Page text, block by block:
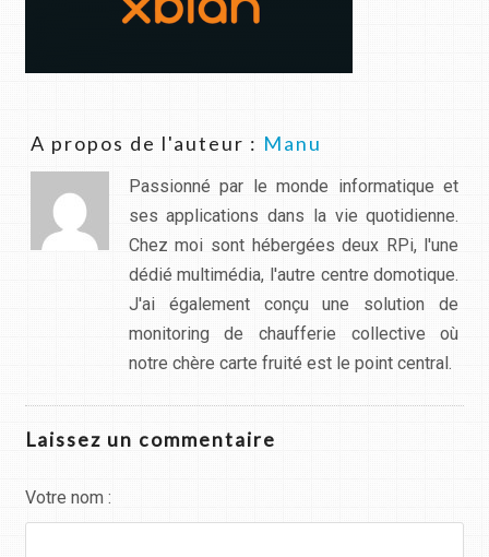
A propos de l'auteur : Manu
Passionné par le monde informatique et
ses applications dans la vie quotidienne.
Chez moi sont hébergées deux RPi, l'une
dédié multimédia, l'autre centre domotique.
J'ai également conçu une solution de
monitoring de chaufferie collective où
notre chère carte fruité est le point central.
Laissez un commentaire
Votre nom :